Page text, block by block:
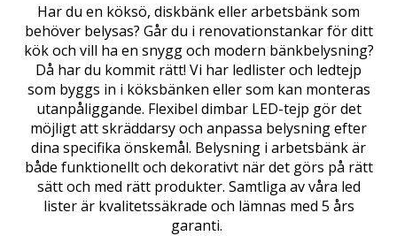
Har du en köksö, diskbänk eller arbetsbänk som
behöver belysas? Går du i renovationstankar för ditt
kök och vill ha en snygg och modern bänkbelysning?
Då har du kommit rätt! Vi har ledlister och ledtejp
som byggs in i köksbänken eller som kan monteras
utanpåliggande. Flexibel dimbar LED-tejp gör det
möjligt att skräddarsy och anpassa belysning efter
dina specifika önskemål. Belysning i arbetsbänk är
både funktionellt och dekorativt när det görs på rätt
sätt och med rätt produkter. Samtliga av våra led
lister är kvalitetssäkrade och lämnas med 5 års
garanti.